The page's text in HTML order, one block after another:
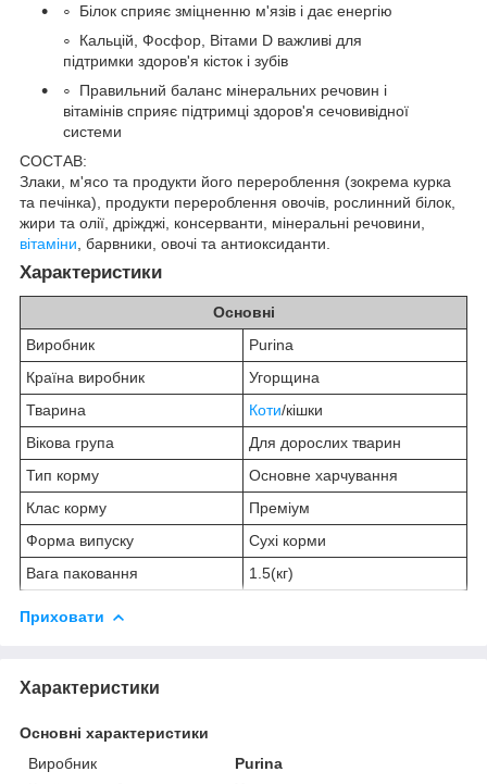
Білок сприяє зміцненню м'язів і дає енергію
Кальцій, Фосфор, Вітами D важливі для
підтримки здоров'я кісток і зубів
Правильний баланс мінеральних речовин і
вітамінів сприяє підтримці здоров'я сечовивідної
системи
СОСТАВ:
Злаки, м'ясо та продукти його перероблення (зокрема курка
та печінка), продукти перероблення овочів, рослинний білок,
жири та олії, дріжджі, консерванти, мінеральні речовини,
вітаміни , барвники, овочі та антиоксиданти.
Характеристики
Основні
Виробник
Purina
Країна виробник
Угорщина
Тварина
Коти/кішки
Вікова група
Для дорослих тварин
Тип корму
Основне харчування
Клас корму
Преміум
Форма випуску
Сухі корми
Вага паковання
1.5(кг)
Приховати
Характеристики
Основні характеристики
Виробник
Purina